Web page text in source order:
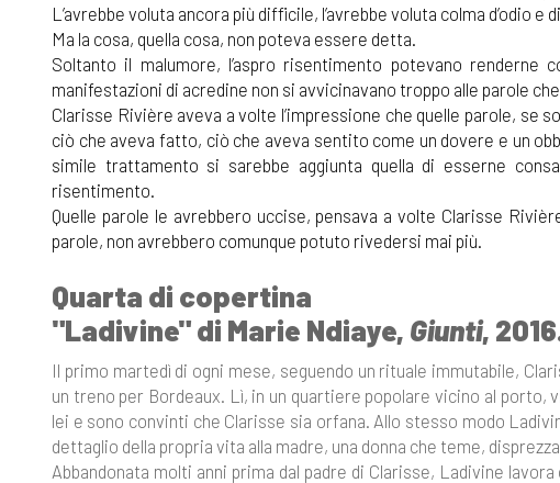
L’avrebbe voluta ancora più difficile, l’avrebbe voluta colma d’odio e
Ma la cosa, quella cosa, non poteva essere detta.
Soltanto il malumore, l’aspro risentimento potevano
manifestazioni di acredine non si avvicinavano troppo alle parole
Clarisse Rivière aveva a volte l’impressione che quelle parole, se
ciò che aveva fatto, ciò che aveva sentito come un dovere e un
simile trattamento si sarebbe aggiunta quella di esserne
risentimento.
Quelle parole le avrebbero uccise, pensava a volte Clarisse
parole, non avrebbero comunque potuto rivedersi mai più.
Quarta di copertina
"Ladivine" di Marie Ndiaye, Giunti,
Il primo martedì di ogni mese, seguendo un rituale immutabile,
un treno per Bordeaux. Lì, in un quartiere popolare vicino al
lei e sono convinti che Clarisse sia orfana. Allo stesso modo
dettaglio della propria vita alla madre, una donna che teme,
Abbandonata molti anni prima dal padre di Clarisse, Ladivine